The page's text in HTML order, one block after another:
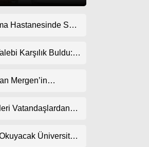
Gündem
Spor
Magazin
Hastanesinde Son
Süresi Kısaldı
Karşılık Buldu:
Mergen’in
Vatandaşlardan
Üniversite